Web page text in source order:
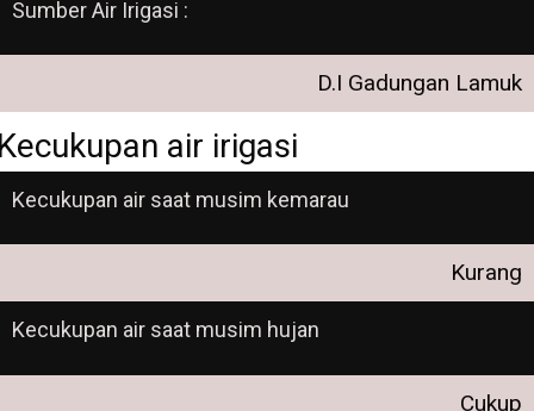
Sumber Air Irigasi :
D.I Gadungan Lamuk
air irigasi
Kecukupan air saat musim kemarau
Kurang
Kecukupan air saat musim hujan
Cukup